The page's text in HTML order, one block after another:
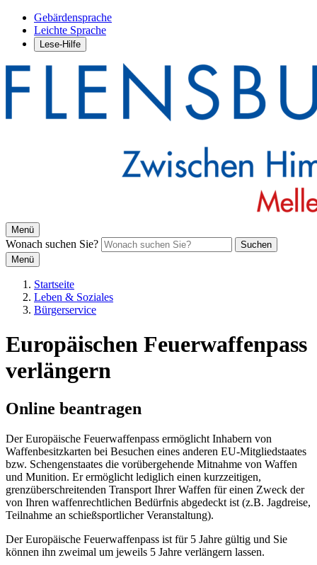
Gebärdensprache
Leichte Sprache
Lese-Hilfe
Menü
Wonach suchen Sie?
Suchen
Menü
Startseite
Leben & Soziales
Bürgerservice
Europäischen Feuerwaffenpass
verlängern
Online beantragen
Der Europäische Feuerwaffenpass ermöglicht Inhabern von
Waffenbesitzkarten bei Besuchen eines anderen EU-Mitgliedstaates
bzw. Schengenstaates die vorübergehende Mitnahme von Waffen
und Munition. Er ermöglicht lediglich einen kurzzeitigen,
grenzüberschreitenden Transport Ihrer Waffen für einen Zweck der
von Ihren waffenrechtlichen Bedürfnis abgedeckt ist (z.B. Jagdreise,
Teilnahme an schießsportlicher Veranstaltung).
Der Europäische Feuerwaffenpass ist für 5 Jahre gültig und Sie
können ihn zweimal um jeweils 5 Jahre verlängern lassen.